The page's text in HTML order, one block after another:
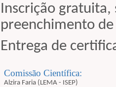
Inscrição gratuita,
preenchimento
Entrega de
Comissão Científica:
Alzira Faria (LEMA - ISEP)